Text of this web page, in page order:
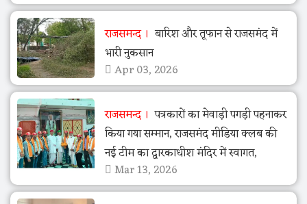
राजसमन्द
बारिश और तूफान से राजसमंद में
भारी नुकसान
Apr 03, 2026
राजसमन्द
पत्रकारों का मेवाड़ी पगड़ी पहनाकर
किया गया सम्मान, राजसमंद मीडिया क्लब की
नई टीम का द्वारकाधीश मंदिर में स्वागत,
Mar 13, 2026